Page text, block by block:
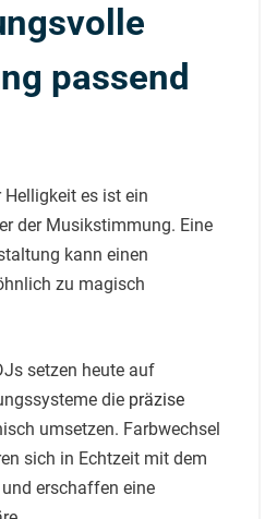
passend
es ist ein
der Musikstimmung. Eine
kann einen
zu magisch
setzen heute auf
die präzise
umsetzen. Farbwechsel
sich in Echtzeit mit dem
erschaffen eine